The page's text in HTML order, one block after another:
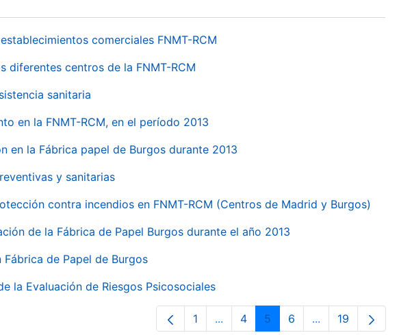
comerciales FNMT-RCM
diferentes centros de la FNMT-RCM
sanitaria
en la FNMT-RCM, en el período 2013
en la Fábrica papel de Burgos durante 2013
y sanitarias
contra incendios en FNMT-RCM (Centros de Madrid y Burgos)
de la Fábrica de Papel Burgos durante el año 2013
de Papel de Burgos
la Evaluación de Riesgos Psicosociales
Página
1 ...Páginas intermedias Use TAB
Página
4 Página
5 Página
6 ...PáginasPágina
19